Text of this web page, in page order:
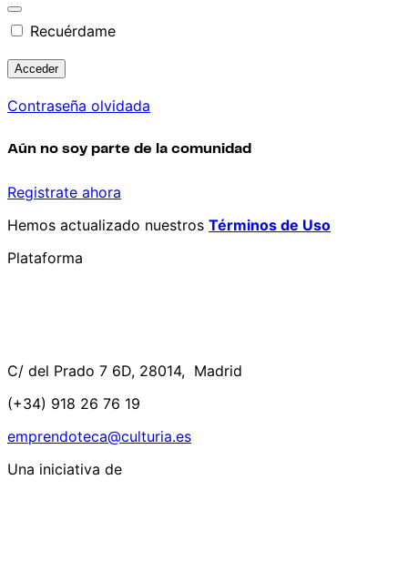
Recuérdame
Contraseña olvidada
Aún no soy parte de la comunidad
Registrate ahora
Hemos actualizado nuestros Términos de Uso
Plataforma
C/ del Prado 7 6D, 28014, Madrid
(+34) 918 26 76 19
emprendoteca@culturia.es
Una iniciativa de